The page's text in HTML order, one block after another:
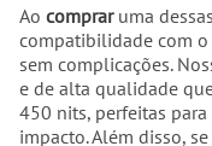
Ao compraruma
compatibilidade com
sem complicações.
e de alta qualidade
450 nits, perfeitas
impacto. Além disso,